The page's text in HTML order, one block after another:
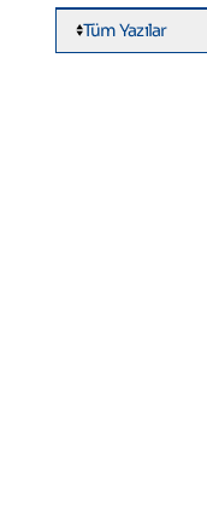
Tüm Yazılar